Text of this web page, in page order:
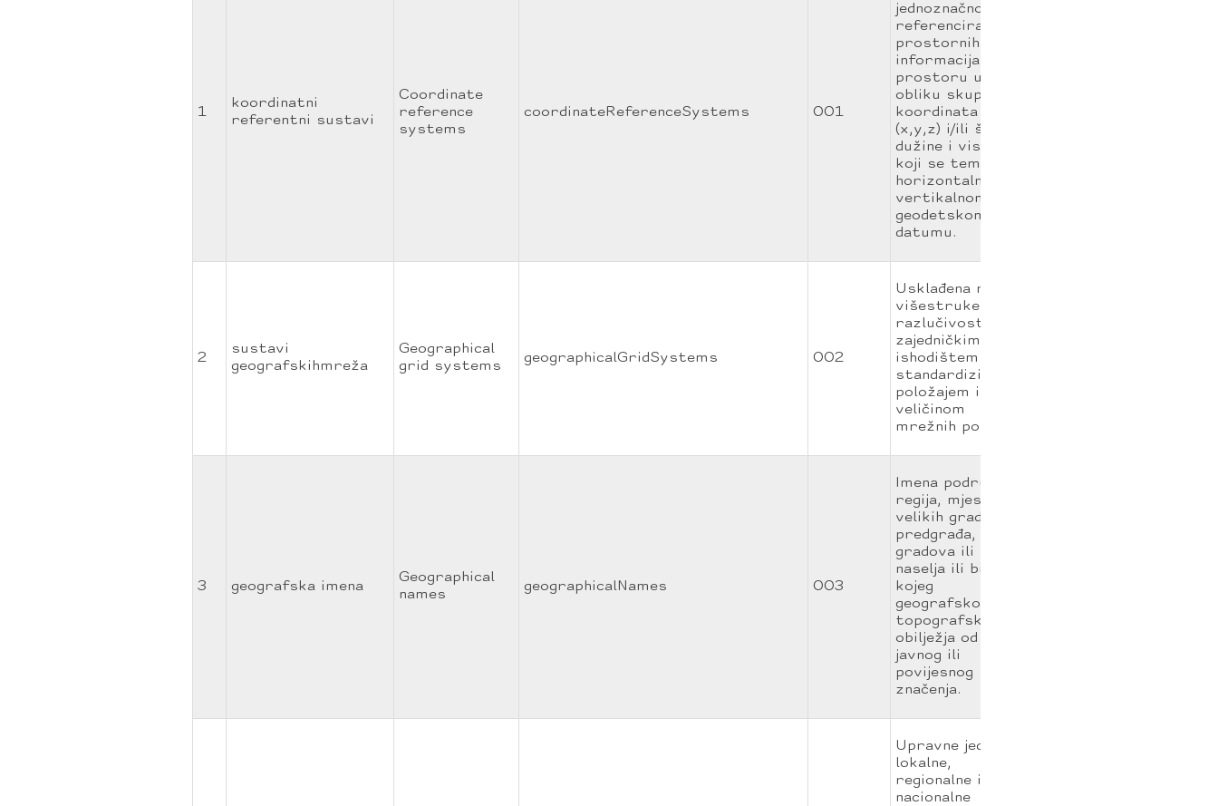
1
koordinatni
referentni sustavi
Coordinate
reference
systems
coordinateReferenceSystems 001
jednoznačno
referenciranje
prostornih
informacija u
prostoru u
obliku skupa
koordinata
(x,y,z) i/ili širine,
dužine i visine, a
koji se temelje na
horizontalnom i
vertikalnom
geodetskom
datumu.
2
sustavi
geografskihmreža
Geographical
grid systems
geographicalGridSystems 002
Usklađena mreža
višestruke
razlučivosti sa
zajedničkim
ishodištem i
standardiziranim
položajem i
veličinom
mrežnih polja.
3 geografska imena
Geographical
names
geographicalNames 003
Imena područja,
regija, mjesta,
velikih gradova,
predgrađa,
gradova ili
naselja ili bilo
kojeg
geografskog ili
topografskog
obilježja od
javnog ili
povijesnog
značenja.
Upravne jedinice
lokalne,
regionalne ili
nacionalne